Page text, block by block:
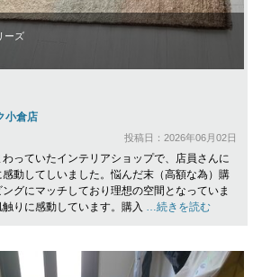
ーズ
小倉店
投稿日：2026年06月02日
っていたインテリアショップで、店員さんに
動してしいました。悩んだ末（高額な為）購
グにマッチしており理想の空間となっていま
りに感動しています。購入 …続きを読む